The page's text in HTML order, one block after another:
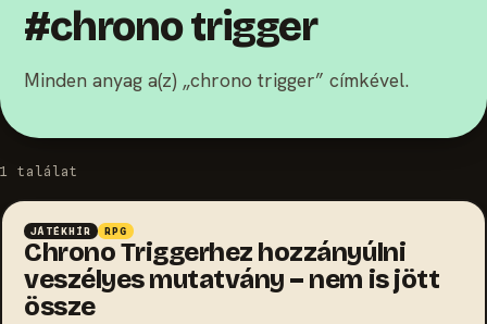
#chrono trigger
Minden anyag a(z) „chrono trigger” címkével.
1 találat
JÁTÉKHÍR RPG
Chrono Triggerhez hozzányúlni
veszélyes mutatvány – nem is jött
össze